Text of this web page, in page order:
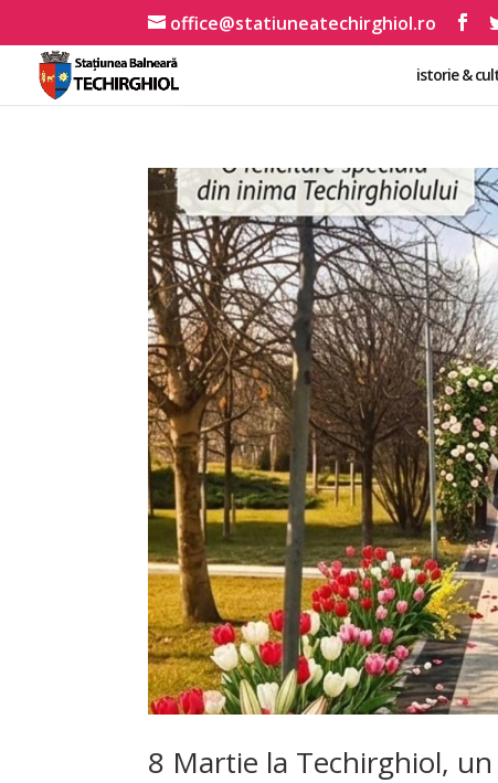
office@statiuneatechirghiol.ro
istorie &
8 Martie la Techirghiol,